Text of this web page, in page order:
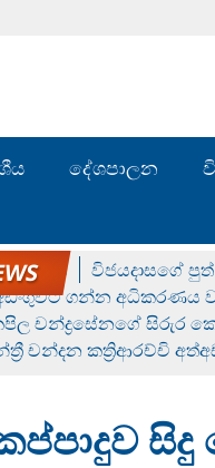
දේශපාලන
හෙල්ලය විජයදාසගේ
ගන්න
කපිල චන්ද්‍රසේනගේ
චන්දන කත්‍රිආරච්චි